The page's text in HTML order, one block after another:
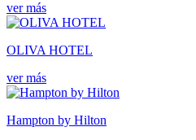
ver más
OLIVA HOTEL
ver más
Hampton by Hilton